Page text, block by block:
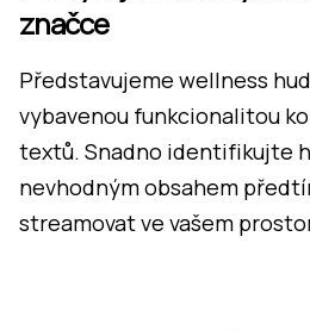
značce
Představujeme wellness
vybavenou funkcionalitou
textů. Snadno identifikujte
nevhodným obsahem
streamovat ve vašem